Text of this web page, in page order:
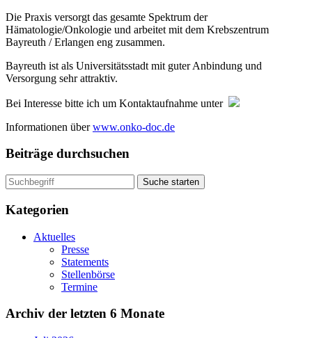
Die Praxis versorgt das gesamte Spektrum der
Hämatologie/Onkologie und arbeitet mit dem Krebszentrum
Bayreuth / Erlangen eng zusammen.
Bayreuth ist als Universitätsstadt mit guter Anbindung und
Versorgung sehr attraktiv.
Bei Interesse bitte ich um Kontaktaufnahme unter
Informationen überwww.onko-doc.de
Beiträge durchsuchen
Suche starten
Kategorien
Aktuelles
Presse
Statements
Stellenbörse
Termine
Archiv der letzten 6 Monate